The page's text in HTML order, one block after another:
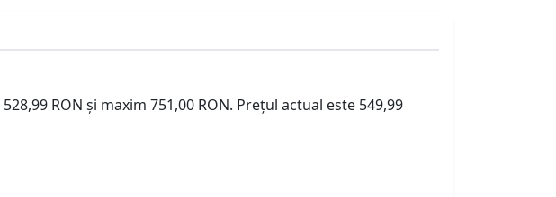
RON și maxim 751,00 RON. Prețul actual este 549,99